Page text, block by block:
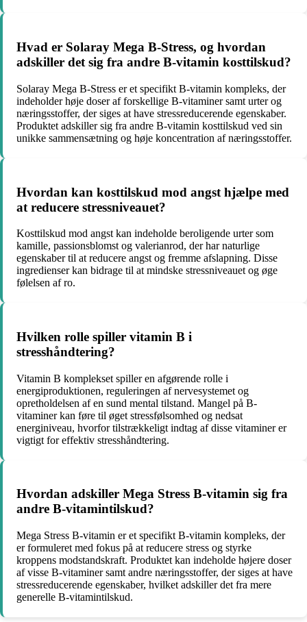
Hvad er Solaray Mega B-Stress, og hvordan
adskiller det sig fra andre B-vitamin kosttilskud?
Solaray Mega B-Stress er et specifikt B-vitamin kompleks, der
indeholder høje doser af forskellige B-vitaminer samt urter og
næringsstoffer, der siges at have stressreducerende egenskaber.
Produktet adskiller sig fra andre B-vitamin kosttilskud ved sin
unikke sammensætning og høje koncentration af næringsstoffer.
Hvordan kan kosttilskud mod angst hjælpe med
at reducere stressniveauet?
Kosttilskud mod angst kan indeholde beroligende urter som
kamille, passionsblomst og valerianrod, der har naturlige
egenskaber til at reducere angst og fremme afslapning. Disse
ingredienser kan bidrage til at mindske stressniveauet og øge
følelsen af ro.
Hvilken rolle spiller vitamin B i
stresshåndtering?
Vitamin B komplekset spiller en afgørende rolle i
energiproduktionen, reguleringen af nervesystemet og
opretholdelsen af en sund mental tilstand. Mangel på B-
vitaminer kan føre til øget stressfølsomhed og nedsat
energiniveau, hvorfor tilstrækkeligt indtag af disse vitaminer er
vigtigt for effektiv stresshåndtering.
Hvordan adskiller Mega Stress B-vitamin sig fra
andre B-vitamintilskud?
Mega Stress B-vitamin er et specifikt B-vitamin kompleks, der
er formuleret med fokus på at reducere stress og styrke
kroppens modstandskraft. Produktet kan indeholde højere doser
af visse B-vitaminer samt andre næringsstoffer, der siges at have
stressreducerende egenskaber, hvilket adskiller det fra mere
generelle B-vitamintilskud.